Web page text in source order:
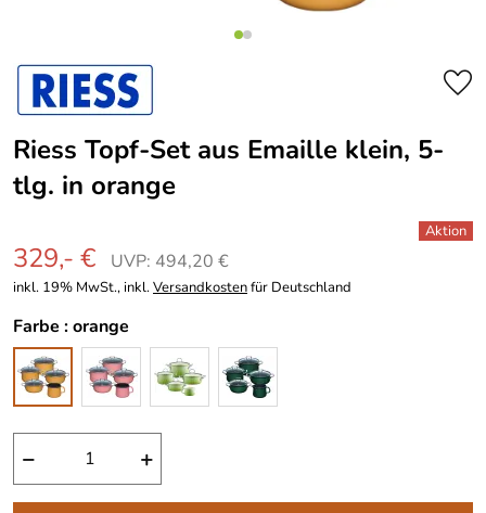
Riess Topf-Set aus Emaille klein, 5-
tlg. in orange
329,- € UVP: 494,20 €
inkl. 19% MwSt., inkl.Versandkostenfür Deutschland
Farbe :orange
− +